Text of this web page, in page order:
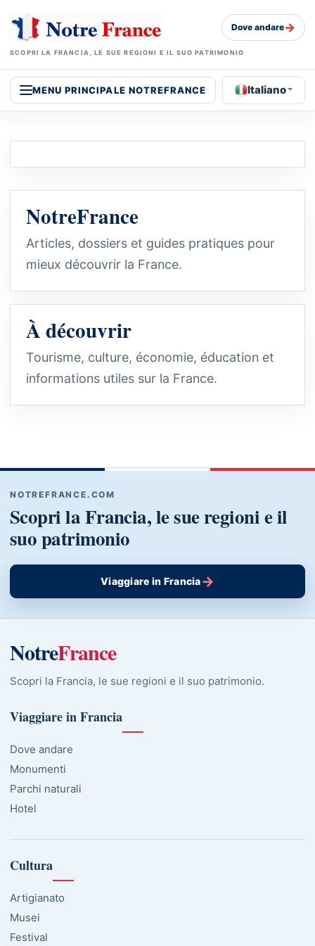
SCOPRI LA FRANCIA, LE SUE REGIONI E IL SUO PATRIMONIO
Dove andare→
MENU PRINCIPALE NOTREFRANCE Italiano
NotreFrance
Articles, dossiers et guides pratiques pour
mieux découvrir la France.
À découvrir
Tourisme, culture, économie, éducation et
informations utiles sur la France.
NOTREFRANCE.COM
Scopri la Francia, le sue regioni e il
suo patrimonio
Viaggiare in Francia→
NotreFrance
Scopri la Francia, le sue regioni e il suo patrimonio.
Viaggiare in Francia
Dove andare
Monumenti
Parchi naturali
Hotel
Cultura
Artigianato
Musei
Festival